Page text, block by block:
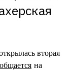
вторая
на